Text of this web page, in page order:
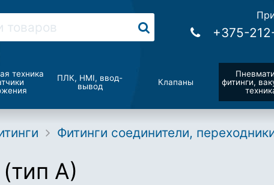
+375-
техника
ПЛК, HMI, ввод-
вывод
Клапаны
фитинги,
Фитинги соединители,
А)